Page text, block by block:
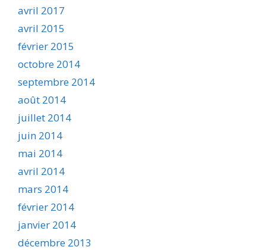
avril 2017
avril 2015
février 2015
octobre 2014
septembre 2014
août 2014
juillet 2014
juin 2014
mai 2014
avril 2014
mars 2014
février 2014
janvier 2014
décembre 2013